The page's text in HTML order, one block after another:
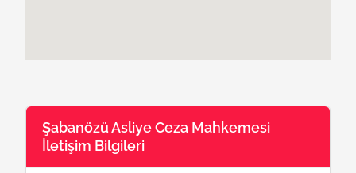
Şabanözü Asliye Ceza Mahkemesi
İletişim Bilgileri